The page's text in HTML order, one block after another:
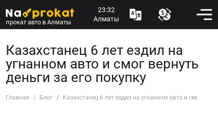
прокат авто в Алматы
23:32
Алматы
Казахстанец 6 лет ездил на
угнанном авто и смог вернуть
деньги за его покупку
Главная Блог Казахстанец 6 лет ездил на угнанном авто и смог